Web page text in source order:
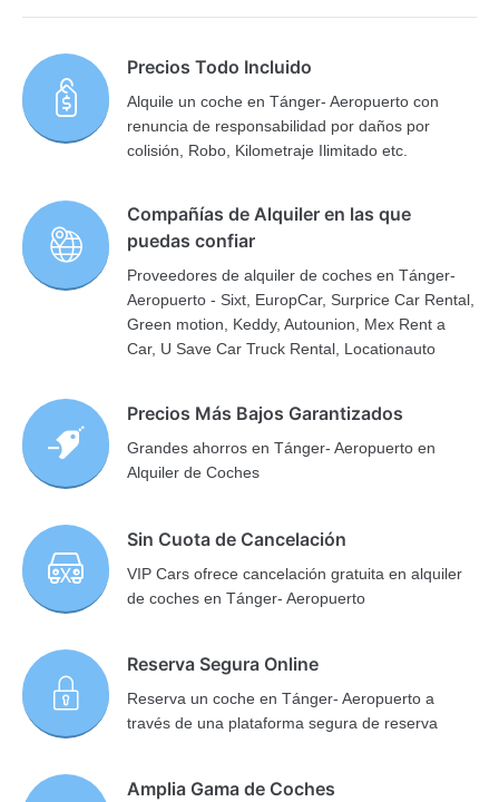
Precios Todo Incluido
Alquile un coche en Tánger- Aeropuerto con
renuncia de responsabilidad por daños por
colisión, Robo, Kilometraje Ilimitado etc.
Compañías de Alquiler en las que
puedas confiar
Proveedores de alquiler de coches en Tánger-
Aeropuerto - Sixt, EuropCar, Surprice Car Rental,
Green motion, Keddy, Autounion, Mex Rent a
Car, U Save Car Truck Rental, Locationauto
Precios Más Bajos Garantizados
Grandes ahorros en Tánger- Aeropuerto en
Alquiler de Coches
Sin Cuota de Cancelación
VIP Cars ofrece cancelación gratuita en alquiler
de coches en Tánger- Aeropuerto
Reserva Segura Online
Reserva un coche en Tánger- Aeropuerto a
través de una plataforma segura de reserva
Amplia Gama de Coches